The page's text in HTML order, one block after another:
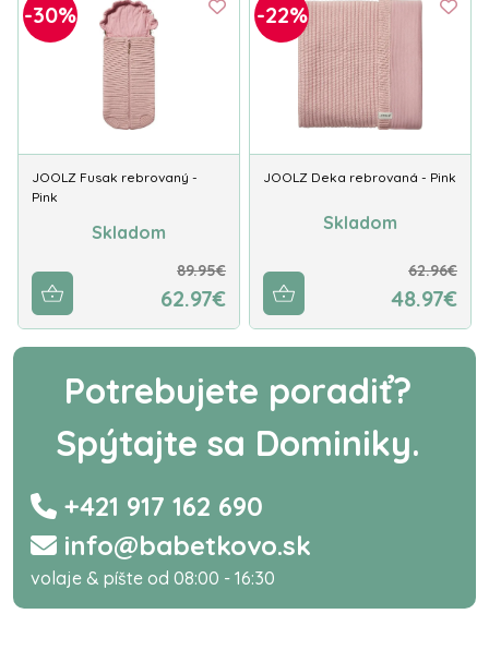
-30%
JOOLZ Fusak rebrovaný -
Pink
Skladom
89.95€
62.97€
-22%
JOOLZ Deka rebrovaná - Pink
Skladom
62.96€
48.97€
Potrebujete poradiť?
Spýtajte sa Dominiky.
+421 917 162 690
info@babetkovo.sk
volaje & píšte od 08:00 - 16:30